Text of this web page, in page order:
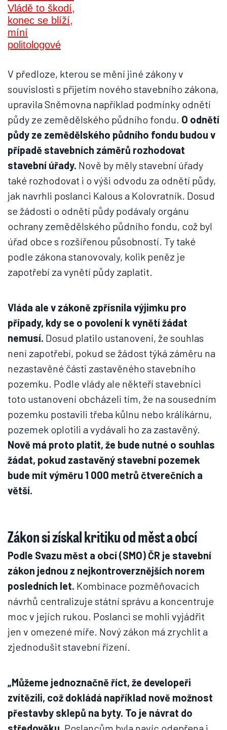
V předloze, kterou se mění jiné zákony v
souvislosti s přijetím nového stavebního zákona,
upravila Sněmovna například podmínky odnětí
půdy ze zemědělského půdního fondu. O odnětí
půdy ze zemědělského půdního fondu budou v
případě stavebních záměrů rozhodovat
stavební úřady. Nově by měly stavební úřady
také rozhodovat i o výši odvodu za odnětí půdy,
jak navrhli poslanci Kalous a Kolovratník. Dosud
se žádosti o odnětí půdy podávaly orgánu
ochrany zemědělského půdního fondu, což byl
úřad obce s rozšířenou působností. Ty také
podle zákona stanovovaly, kolik peněz je
zapotřebí za vynětí půdy zaplatit.
Vláda ale v zákoně zpřísnila výjimku pro
případy, kdy se o povolení k vynětí žádat
nemusí. Dosud platilo ustanovení, že souhlas
není zapotřebí, pokud se žádost týká záměru na
nezastavěné části zastavěného stavebního
pozemku. Podle vlády ale někteří stavebníci
toto ustanovení obcházeli tím, že na sousedním
pozemku postavili třeba kůlnu nebo králíkárnu,
pozemek oplotili a vydávali ho za zastavěný.
Nově má proto platit, že bude nutné o souhlas
žádat, pokud zastavěný stavební pozemek
bude mít výměru 1 000 metrů čtverečních a
větší.
Zákon si získal kritiku od měst a obcí
Podle Svazu měst a obcí (SMO) ČR je stavební
zákon jednou z nejkontroverznějších norem
posledních let. Kombinace pozměňovacích
návrhů centralizuje státní správu a koncentruje
moc v jejích rukou. Poslanci se mohli vyjádřit
jen v omezené míře. Nový zákon má zrychlit a
zjednodušit stavební řízení.
„Můžeme jednoznačně říct, že developeři
zvítězili, což dokládá například nově možnost
přestavby sklepů na byty. To je návrat do